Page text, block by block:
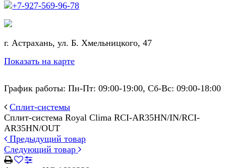
+7-927-569-96-78
г. Астрахань, ул. Б. Хмельницкого, 47
Показать на карте
График работы: Пн-Пт: 09:00-19:00, Сб-Вс: 09:00-18:00
Сплит-системы
Сплит-система Royal Clima RCI-AR35HN/IN/RCI-
AR35HN/OUT
Предыдущий товар
Следующий товар